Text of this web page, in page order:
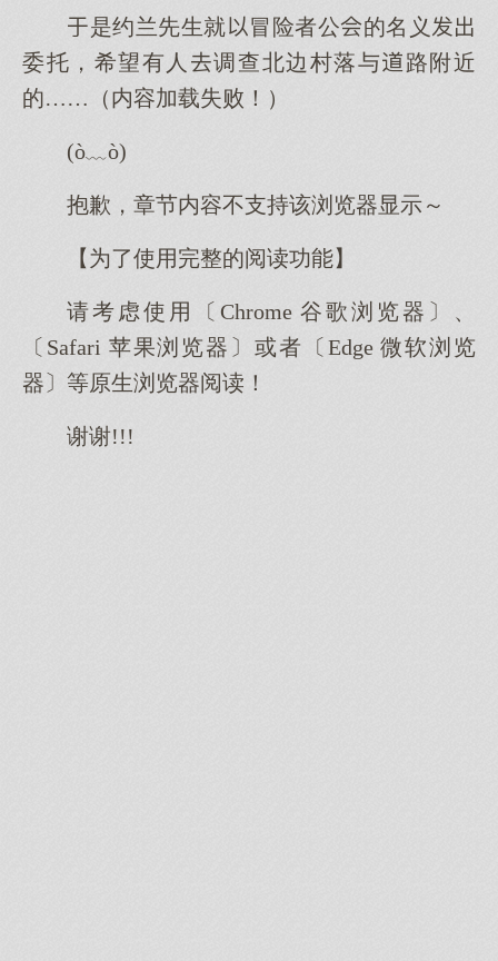
是约兰先生就冒险者公的名义
委托，希望有人调查北边村落与路附近
的……（内容加载失败！）
(ò﹏ò)
抱歉，章节内容不支持该浏览器显示～
【为了使用完整的阅读功能】
请考虑使用〔Chrome 谷歌浏览器〕、
〔Safari 苹果浏览器〕或者〔Edge 微软浏览
器〕等原生浏览器阅读！
谢谢!!!